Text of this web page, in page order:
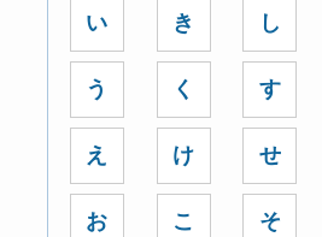
い
う
え
お
き
く
け
こ
し
す
せ
そ